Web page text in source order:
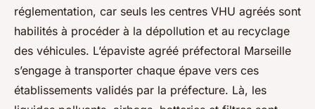
réglementation, car seuls les centres VHU agréés sont
habilités à procéder à la dépollution et au recyclage
des véhicules. L’épaviste agréé préfectoral Marseille
s’engage à transporter chaque épave vers ces
établissements validés par la préfecture. Là, les